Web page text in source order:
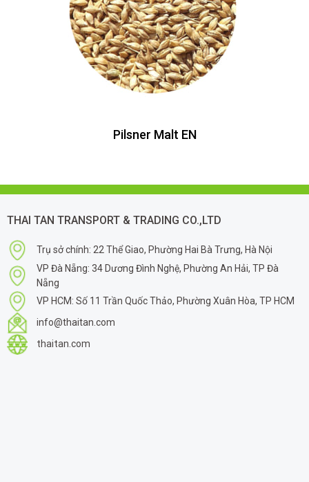
Pilsner Malt EN
THAI TAN TRANSPORT & TRADING CO.,LTD
Trụ sở chính: 22 Thể Giao, Phường Hai Bà Trưng, Hà Nội
VP Đà Nẵng: 34 Dương Đình Nghệ, Phường An Hải, TP Đà
Nẵng
VP HCM: Số 11 Trần Quốc Thảo, Phường Xuân Hòa, TP HCM
info@thaitan.com
thaitan.com